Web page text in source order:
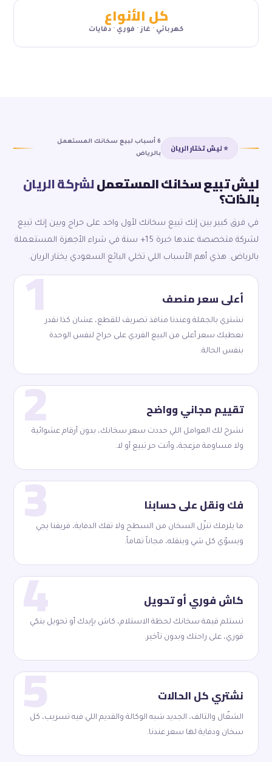
كل الأنواع
كهربائي · غاز · فوري · دفايات
⭐ ليش تختار الريان
6 أسباب لبيع سخانك المستعمل
بالرياض
ليش تبيع سخانك المستعمللشركة الريان
بالذات؟
في فرق كبير بين إنك تبيع سخانك لأول واحد على حراج وبين إنك تبيع
لشركة متخصصة عندها خبرة 15+ سنة في شراء الأجهزة المستعملة
بالرياض. هذي أهم الأسباب اللي تخلي البائع السعودي يختار الريان.
1 أعلى سعر منصف
نشتري بالجملة وعندنا منافذ تصريف للقطع، عشان كذا نقدر
نعطيك سعر أعلى من البيع الفردي على حراج لنفس الوحدة
بنفس الحالة.
2 تقييم مجاني وواضح
نشرح لك العوامل اللي حددت سعر سخانك، بدون أرقام عشوائية
ولا مساومة مزعجة، وأنت حر تبيع أو لا.
3 فك ونقل على حسابنا
ما يلزمك تنزّل السخان من السطح ولا تفك الدفاية، فريقنا يجي
ويسوّي كل شي وينقله، مجاناً تماماً.
4 كاش فوري أو تحويل
تستلم قيمة سخانك لحظة الاستلام، كاش بإيدك أو تحويل بنكي
فوري، على راحتك وبدون تأخير.
5 نشتري كل الحالات
الشغّال والتالف، الجديد شبه الوكالة والقديم اللي فيه تسريب، كل
سخان ودفاية لها سعر عندنا.